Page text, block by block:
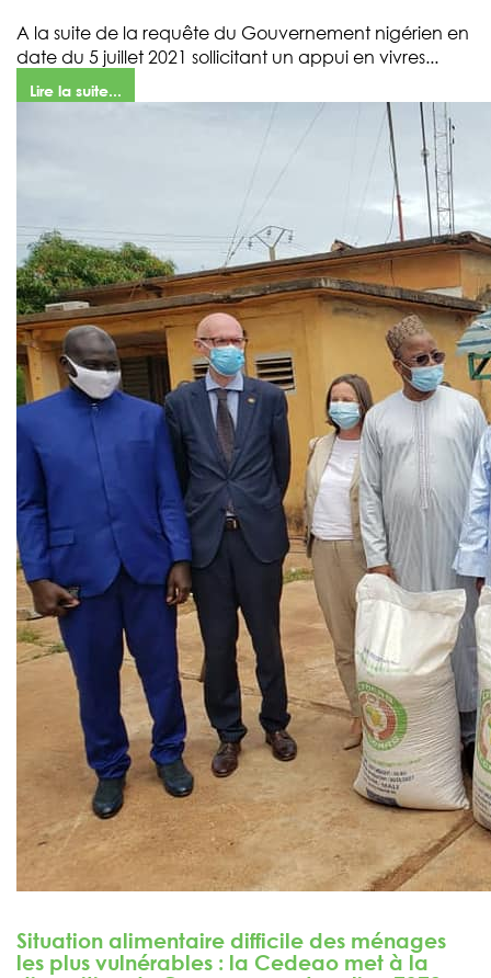
A la suite de la requête du Gouvernement nigérien en
date du 5 juillet 2021 sollicitant un appui en vivres...
Lire la suite...
Situation alimentaire difficile des ménages
les plus vulnérables : la Cedeao met à la